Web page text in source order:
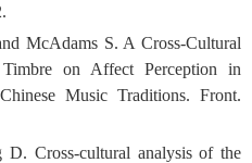
McAdams S. A Cross-Cultural
on Affect Perception in
Music Traditions. Front.
D. Cross‐cultural analysis of the